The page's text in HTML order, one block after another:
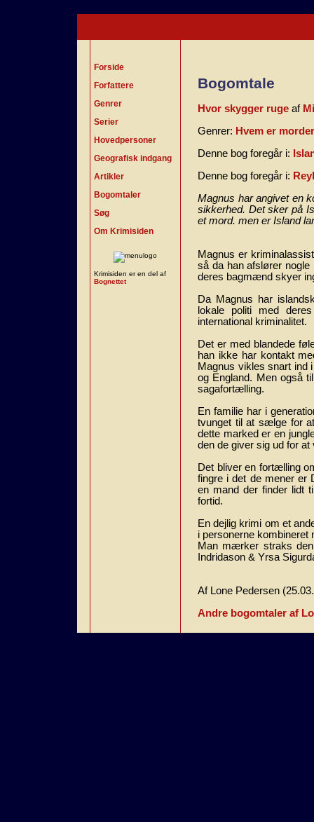
Forside
Forfattere
Genrer
Serier
Hovedpersoner
Geografisk indgang
Artikler
Bogomtaler
Søg
Om Krimisiden
Krimisiden er en del af
Bognettet
Bogomtale
Hvor skygger ruge af
Genrer: Hvem er
Denne bog foregår i:
Denne bog foregår i:
Magnus har angivet en
sikkerhed. Det sker på
et mord. men er Island
Magnus er
så da han afslører
deres bagmænd skyer
Da Magnus har
lokale politi med
international kriminalitet.
Det er med blandede
han ikke har kontakt
Magnus vikles snart ind
og England. Men også
sagafortælling.
En familie har i
tvunget til at sælge for
dette marked er en
den de giver sig ud for
Det bliver en fortælling
fingre i det de mener er
en mand der finder lidt
fortid.
En dejlig krimi om et
i personerne kombineret
Man mærker straks
Indridason & Yrsa
Af Lone Pedersen
Andre bogomtaler af